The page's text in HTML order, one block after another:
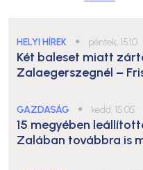
HELYI HÍREK ● péntek, 15:10
Két baleset miatt
Zalaegerszegnél –
GAZDASÁG ● kedd, 15:05
15 megyében
Zalában továbbra is